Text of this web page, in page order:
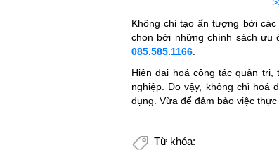
Không chỉ tạo ấn tượng bởi
chọn bởi những chính sách ưu
085.585.1166.
Hiện đại hoá công tác quản
nghiệp. Do vậy, không chỉ hoá
dụng. Vừa để đảm bảo việc
Từ khóa: